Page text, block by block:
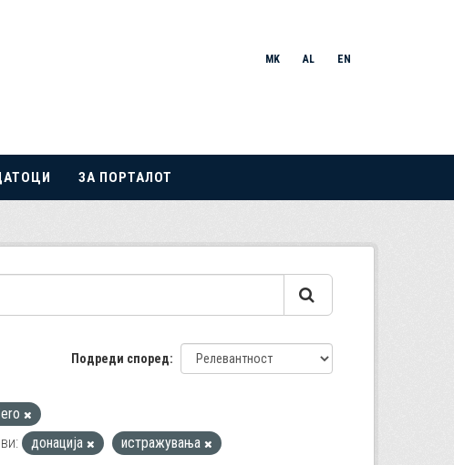
MK AL EN
ЗА ПОРТАЛОТ
Подреди според
донација истражувања